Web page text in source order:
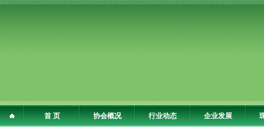
首 页 协会概况 行业动态 企业发展